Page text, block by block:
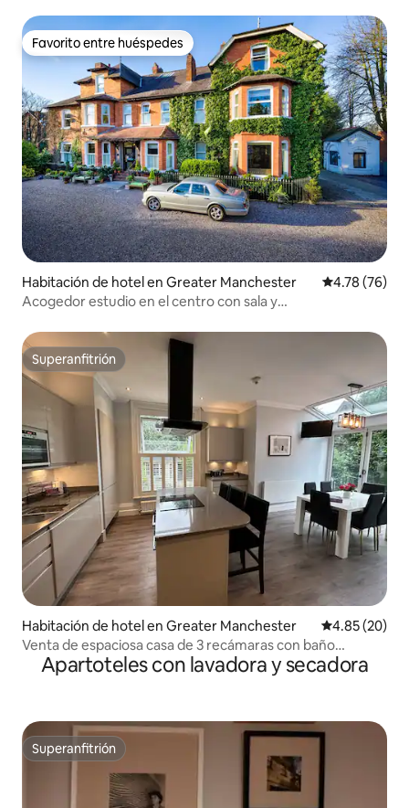
Favorito entre huéspedes
Favorito entre huéspedes
Habitación de hotel en Greater Manchester Calificación
4.78 (76)
Acogedor estudio en el centro con sala y
Superanfitrión
Superanfitrión
Habitación de hotel en Greater Manchester Calificación
4.85 (20)
Venta de espaciosa casa de 3 recámaras con baño
privado|Jardín|Estacionamiento gratuito
Apartoteles con lavadora y secadora
Superanfitrión
Superanfitrión